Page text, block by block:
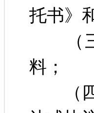
托书》
（三
料；
（四